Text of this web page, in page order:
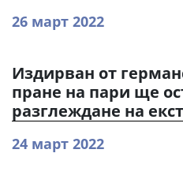
26 март 2022
Издирван от
пране на пари ще
разглеждане на
24 март 2022